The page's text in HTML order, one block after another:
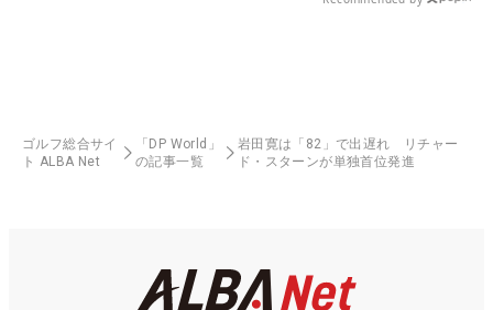
ゴルフ総合サイ
ト ALBA Net
「DP World」
の記事一覧
岩田寛は「82」で出遅れ リチャー
ド・スターンが単独首位発進